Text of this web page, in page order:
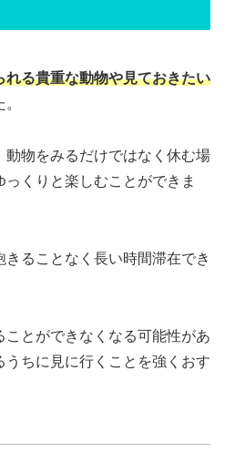
れる貴重な動物や見ておきたい
動物をみるだけではなく休む場
くりと楽しむことができま
ることなく長い時間滞在でき
とができなくなる可能性があ
うちに見に行くことを強くおす